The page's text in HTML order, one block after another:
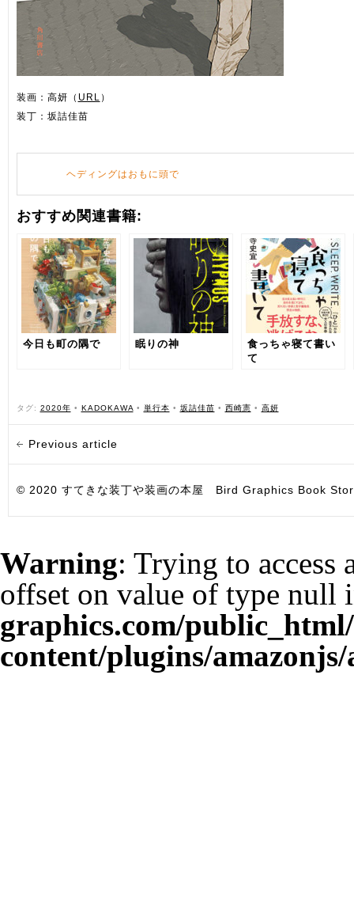
装画：高妍（ URL ）
装丁：坂詰佳苗
ヘディングはおもに頭で
おすすめ関連書籍:
今日も町の隅で 眠りの神
食っちゃ寝て書い
て
タグ: 2020年 • KADOKAWA • 単行本 • 坂詰佳苗 • 西崎憲 • 高妍
Previous article
© 2020 すてきな装丁や装画の本屋 Bird Graphics Book
Warning: Trying to access
offset on value of type null
graphics.com/
content/plugins/